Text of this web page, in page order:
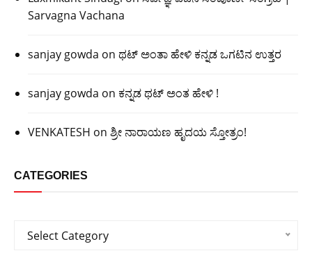
Sarvagna Vachana
sanjay gowda on ಥಟ್ ಅಂತಾ ಹೇಳಿ ಕನ್ನಡ ಒಗಟಿನ ಉತ್ತರ
sanjay gowda on ಕನ್ನಡ ಥಟ್ ಅಂತ ಹೇಳಿ !
VENKATESH on ಶ್ರೀ ನಾರಾಯಣ ಹೃದಯ ಸ್ತೋತ್ರಂ!
CATEGORIES
Categories
Select Category